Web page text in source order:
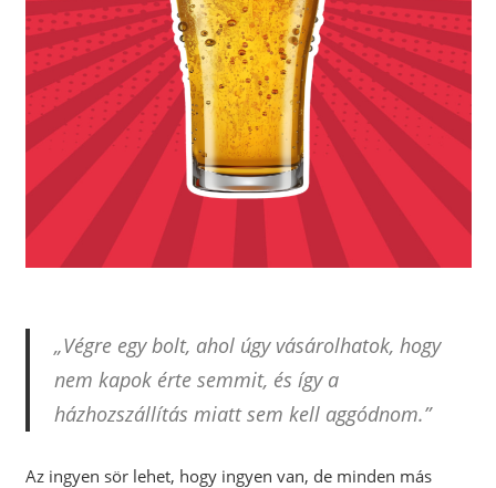
„Végre egy bolt, ahol úgy vásárolhatok, hogy
nem kapok érte semmit, és így a
házhozszállítás miatt sem kell aggódnom.”
Az ingyen sör lehet, hogy ingyen van, de minden más